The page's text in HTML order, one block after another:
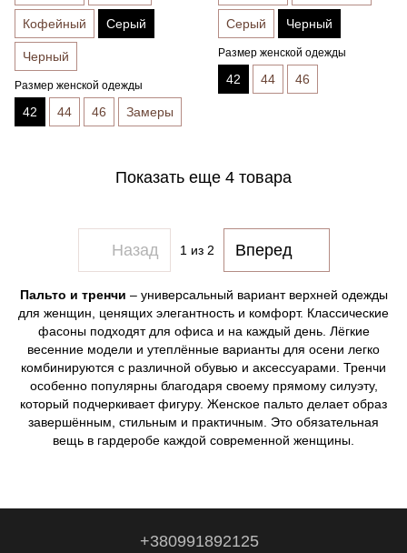
Кофейный Серый
Черный
Размер женской одежды
42 44 46 Замеры
Серый Черный
Размер женской одежды
42 44 46
Показать еще 4 товара
Назад 1из 2 Вперед
Пальто и тренчи – универсальный вариант верхней одежды
для женщин, ценящих элегантность и комфорт. Классические
фасоны подходят для офиса и на каждый день. Лёгкие
весенние модели и утеплённые варианты для осени легко
комбинируются с различной обувью и аксессуарами. Тренчи
особенно популярны благодаря своему прямому силуэту,
который подчеркивает фигуру. Женское пальто делает образ
завершённым, стильным и практичным. Это обязательная
вещь в гардеробе каждой современной женщины.
+380991892125